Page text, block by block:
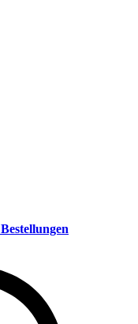
Bestellungen